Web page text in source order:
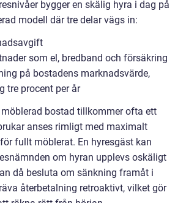
bygger en skälig hyra i dag på
modell där tre delar vägs in:
som el, bredband och försäkring
på bostadens marknadsvärde,
tre procent per år
bostad tillkommer ofta ett
anses rimligt med maximalt
fullt möblerat. En hyresgäst kan
om hyran upplevs oskäligt
då besluta om sänkning framåt i
återbetalning retroaktivt, vilket gör